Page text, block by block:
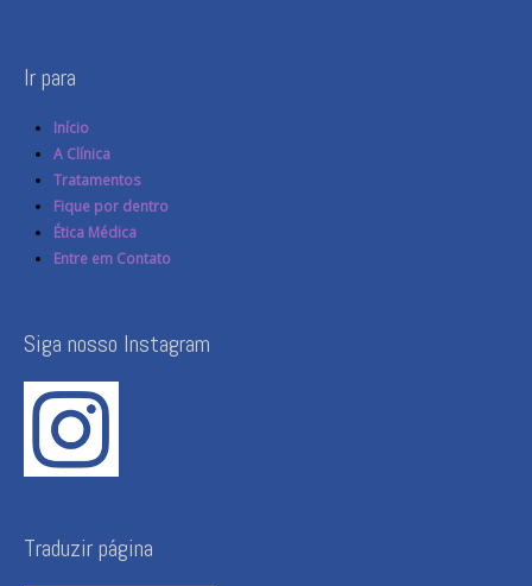
Ir para
Início
A Clínica
Tratamentos
Fique por dentro
Ética Médica
Entre em Contato
Siga nosso Instagram
Traduzir página